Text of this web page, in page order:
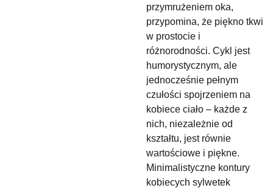
przymrużeniem oka,
przypomina, że piękno tkwi
w prostocie i
różnorodności. Cykl jest
humorystycznym, ale
jednocześnie pełnym
czułości spojrzeniem na
kobiece ciało – każde z
nich, niezależnie od
kształtu, jest równie
wartościowe i piękne.
Minimalistyczne kontury
kobiecych sylwetek